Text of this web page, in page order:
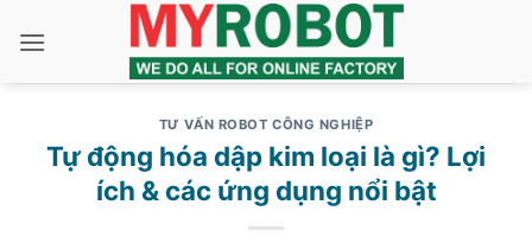
qua
TƯ VẤN ROBOT CÔNG NGHIỆP
Tự động hóa dập kim loại là gì? Lợi
ích & các ứng dụng nổi bật